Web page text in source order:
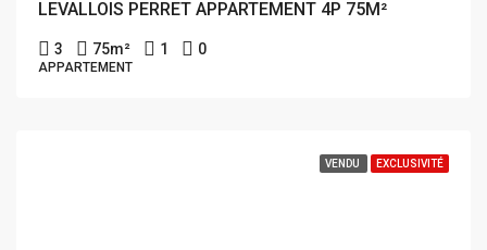
LEVALLOIS PERRET APPARTEMENT 4P 75M²
3 75m² 1 0
APPARTEMENT
VENDU EXCLUSIVITÉ